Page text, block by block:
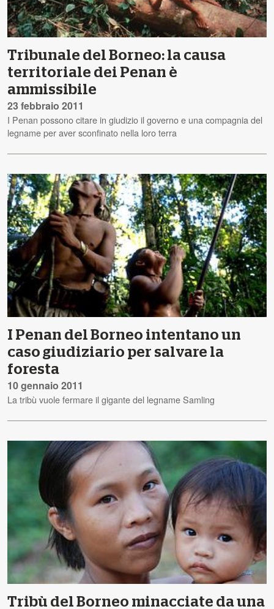
Tribunale del Borneo: la causa
territoriale dei Penan è
ammissibile
23 febbraio 2011
I Penan possono citare in giudizio il governo e una compagnia del
legname per aver sconfinato nella loro terra
I Penan del Borneo intentano un
caso giudiziario per salvare la
foresta
10 gennaio 2011
La tribù vuole fermare il gigante del legname Samling
Tribù del Borneo minacciate da una